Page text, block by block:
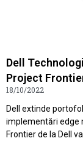
Dell
Project
18/10/2022
Dell extinde
implementări edge
Frontier de la Dell